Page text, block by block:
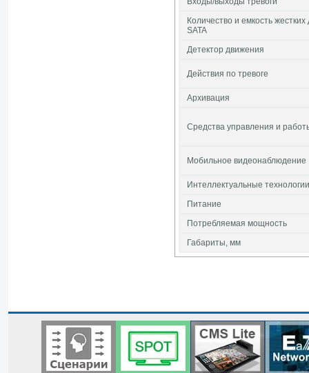
Количество и емкость
SATA
Детектор движения
Действия по тревоге
Архивация
Средства управления и
Мобильное видеонаблюдение
Интеллектуальные
Питание
Потребляемая мощность
Габариты, мм